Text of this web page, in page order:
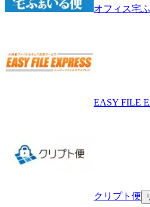
オフィス宅
EASY FILE
クリプト便